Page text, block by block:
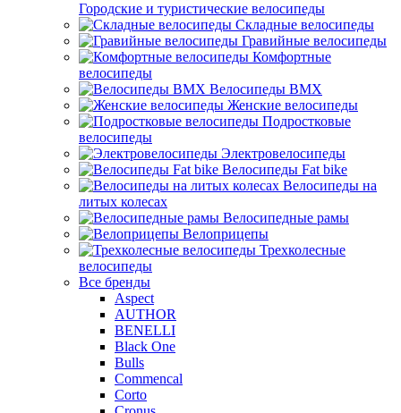
Городские и туристические велосипеды
Складные велосипеды
Гравийные велосипеды
Комфортные
велосипеды
Велосипеды BMX
Женские велосипеды
Подростковые
велосипеды
Электровелосипеды
Велосипеды Fat bike
Велосипеды на
литых колесах
Велосипедные рамы
Велоприцепы
Трехколесные
велосипеды
Все бренды
Aspect
AUTHOR
BENELLI
Black One
Bulls
Commencal
Corto